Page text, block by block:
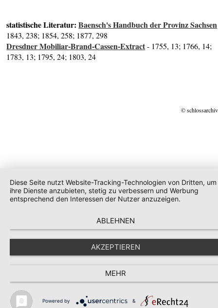
statistische Literatur:Baensch's Handbuch der Provinz Sachsen
1843, 238; 1854, 258; 1877, 298
Dresdner Mobiliar-Brand-Cassen-Extract- 1755, 13; 1766, 14;
1783, 13; 1795, 24; 1803, 24
©
Diese Seite nutzt Website-Tracking-Technologien von Dritten, um
ihre Dienste anzubieten, stetig zu verbessern und Werbung
entsprechend den Interessen der Nutzer anzuzeigen.
ABLEHNEN
AKZEPTIEREN
MEHR
Powered by &